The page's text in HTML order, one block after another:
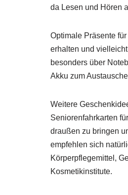
da Lesen und Hören
Optimale Präsente
erhalten und
besonders über
Akku zum
Weitere
Seniorenfahrkarten
draußen zu bringen
empfehlen sich
Körperpflegemittel,
Kosmetikinstitute.